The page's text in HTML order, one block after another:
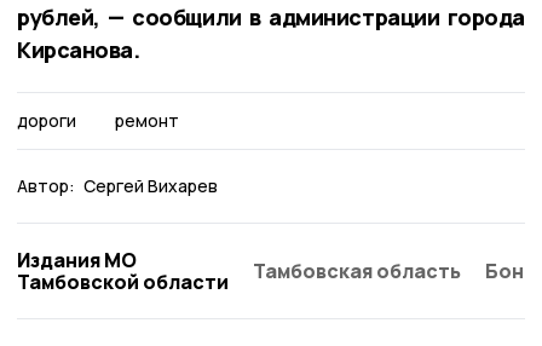
рублей, — сообщили в администрации города
Кирсанова.
дороги ремонт
Автор: Сергей Вихарев
Издания МО
Тамбовской области
Тамбовская область